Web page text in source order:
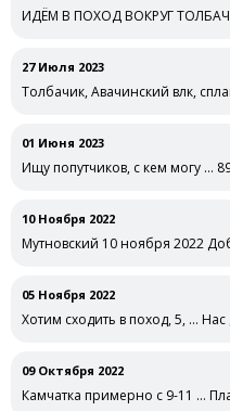
ИДЁМ В ПОХОД ВОКРУГ
27 Июля 2023
Толбачик, Авачинский влк,
01 Июня 2023
Ищу попутчиков, с кем могу …
10 Ноября 2022
Мутновский 10 ноября 2022
05 Ноября 2022
Хотим сходить в поход, 5, …
09 Октября 2022
Камчатка примерно с 9-11 …